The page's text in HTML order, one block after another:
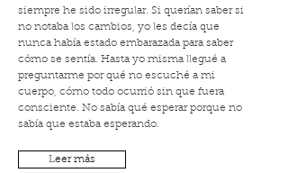
siempre he sido irregular. Si querían saber si
no notaba los cambios, yo les decía que
nunca había estado embarazada para saber
cómo se sentía. Hasta yo misma llegué a
preguntarme por qué no escuché a mi
cuerpo, cómo todo ocurrió sin que fuera
consciente. No sabía qué esperar porque no
sabía que estaba esperando.
Leer más